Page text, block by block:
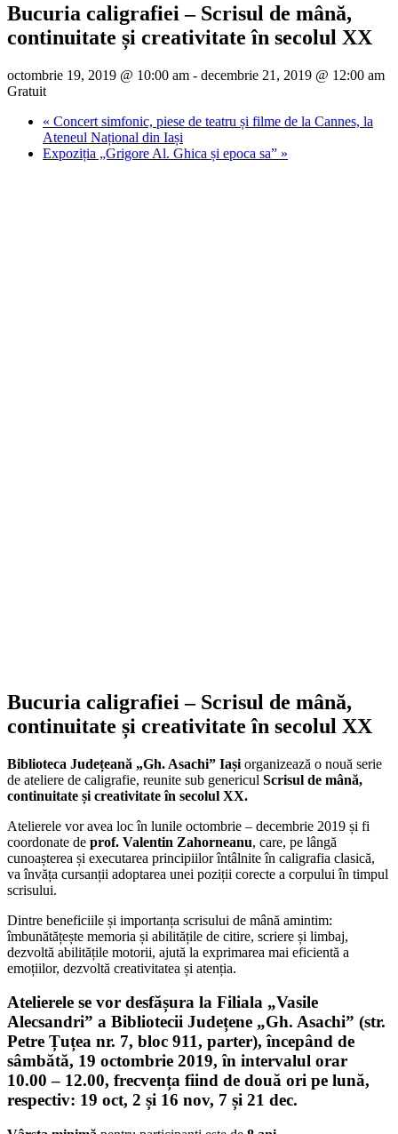
Bucuria caligrafiei – Scrisul de mână,
continuitate și creativitate în secolul XX
octombrie 19, 2019 @ 10:00 am - decembrie 21, 2019 @ 12:00 am
Gratuit
« Concert simfonic, piese de teatru și filme de la Cannes, la
Ateneul Național din Iași
Expoziția „Grigore Al. Ghica și epoca sa” »
Bucuria caligrafiei – Scrisul de mână,
continuitate și creativitate în secolul XX
Biblioteca Județeană „Gh. Asachi” Iași organizează o nouă serie
de ateliere de caligrafie, reunite sub genericul Scrisul de mână,
continuitate și creativitate în secolul XX.
Atelierele vor avea loc în lunile octombrie – decembrie 2019 și fi
coordonate de prof. Valentin Zahorneanu, care, pe lângă
cunoașterea și executarea principiilor întâlnite în caligrafia clasică,
va învăța cursanții adoptarea unei poziții corecte a corpului în timpul
scrisului.
Dintre beneficiile și importanța scrisului de mână amintim:
îmbunătățește memoria și abilitățile de citire, scriere și limbaj,
dezvoltă abilitățile motorii, ajută la exprimarea mai eficientă a
emoțiilor, dezvoltă creativitatea și atenția.
Atelierele se vor desfășura la Filiala „Vasile
Alecsandri” a Bibliotecii Județene „Gh. Asachi” (str.
Petre Țuțea nr. 7, bloc 911, parter), începând de
sâmbătă, 19 octombrie 2019, în intervalul orar
10.00 – 12.00, frecvența fiind de două ori pe lună,
respectiv: 19 oct, 2 și 16 nov, 7 și 21 dec.